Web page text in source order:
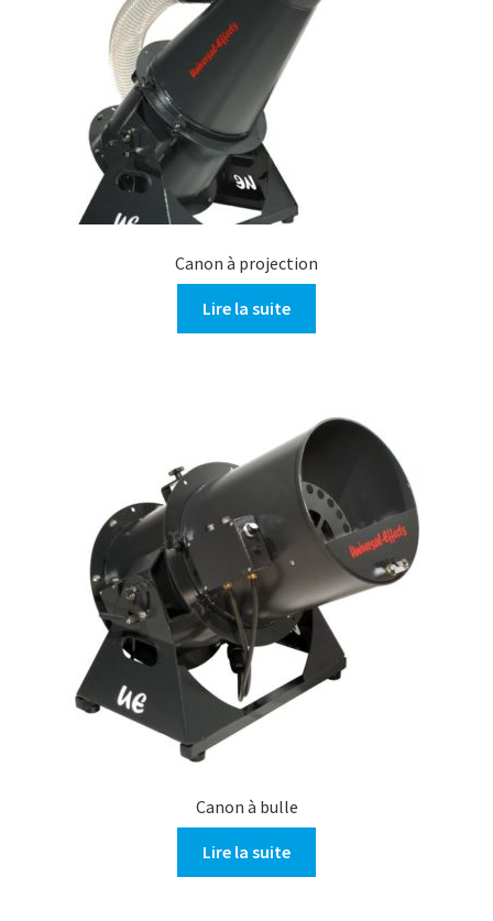
Canon à projection
Lire la suite
Canon à bulle
Lire la suite